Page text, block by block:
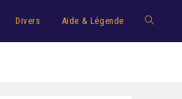
Divers Aide & Légende